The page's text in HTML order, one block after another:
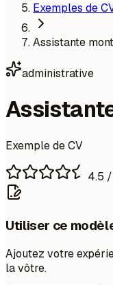
Exemples de
Assistante
administrative
Exemple de CV
4.5
Utiliser ce
Ajoutez votre
la vôtre.